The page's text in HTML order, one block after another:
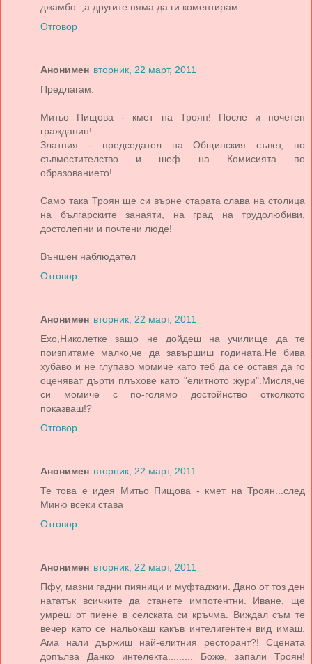
джамбо..,а другите няма да ги коментирам..
Отговор
Анонимен вторник, 22 март, 2011
Предлагам:
Митьо Пищова - кмет на Троян! После и почетен
гражданин!
Златния - председател на Общинския съвет, по
съвместителство и шеф на Комисията по
образованието!
Само така Троян ще си върне старата слава на столица
на българските занаяти, на град на трудолюбиви,
достолепни и почтени люде!
Външен наблюдател
Отговор
Анонимен вторник, 22 март, 2011
Ехо,Николетке защо не дойдеш на училище да те
поизпитаме малко,че да завършиш годината.Не бива
хубаво и не глупаво момиче като теб да се оставя да го
оценяват дърти плъхове като "елитното жури".Мисля,че
си момиче с по-голямо достойнство отколкото
показваш!?
Отговор
Анонимен вторник, 22 март, 2011
Те това е идея Митьо Пищова - кмет на Троян...след
Миню всеки става
Отговор
Анонимен вторник, 22 март, 2011
Пфу, мазни гадни пияници и муфтаджии. Дано от тоз ден
нататък всичките да станете импотентни. Иване, ще
умреш от пиене в селската си кръчма. Виждал съм те
вечер като се нальокаш какъв интелигентен вид имаш.
Ама нали държиш най-елитния ресторант?! Сцената
допълва Данко интелекта......... Боже, запали Троян!